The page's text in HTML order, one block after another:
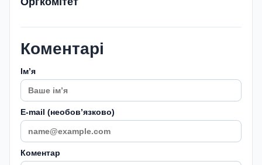
Коментарі
Імʼя
E-mail (необовʼязково)
Коментар